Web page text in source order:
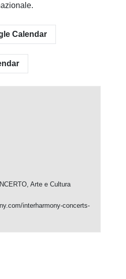
Calendar
, Arte e Cultura
interharmony-concerts-